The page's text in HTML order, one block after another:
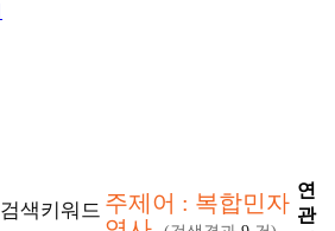
검색키워드 주제어 : 복합민자
연
관